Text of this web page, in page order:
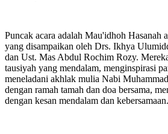
Puncak acara adalah Mau'idhoh Hasanah
yang disampaikan oleh Drs. Ikhya
dan Ust. Mas Abdul Rochim Rozy.
tausiyah yang mendalam, menginspirasi
meneladani akhlak mulia Nabi
dengan ramah tamah dan doa bersama,
dengan kesan mendalam dan kebersamaan.